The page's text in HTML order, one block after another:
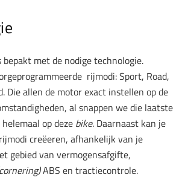
bepakt met de nodige technologie.
rijmodi: Sport, Road,
Die allen de motor exact instellen op de
al snappen we die laatste
op deze bike. Daarnaast kan je
creëeren, afhankelijk van je
gebied van vermogensafgifte,
ABS en tractiecontrole.